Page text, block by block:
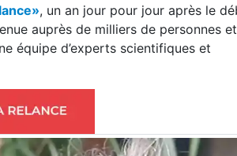
, un an jour pour jour après le
auprès de milliers de personnes et
équipe d’experts scientifiques et